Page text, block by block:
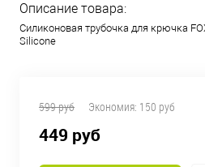
Описание товара:
Силиконовая трубочка для крючка
Silicone
599 руб Экономия: 150 руб
449 руб